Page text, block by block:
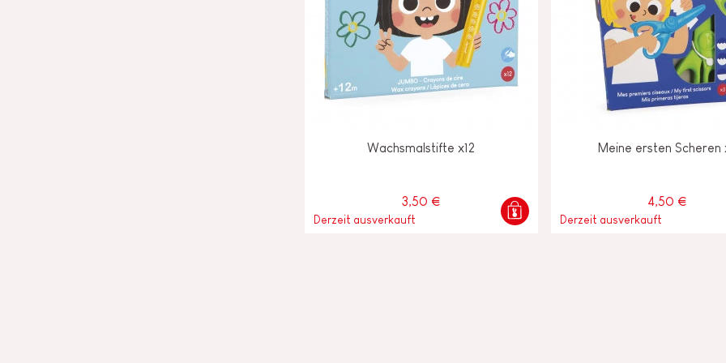
Wachsmalstifte x12
3,50 €
Derzeit ausverkauft
Meine ersten Scheren
4,50 €
Derzeit ausverkauft